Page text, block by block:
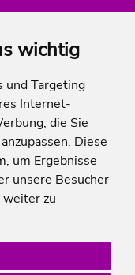
wichtig
und Targeting
Internet-
die Sie
Diese
um Ergebnisse
unsere Besucher
zu
des Reiseveranstalters.